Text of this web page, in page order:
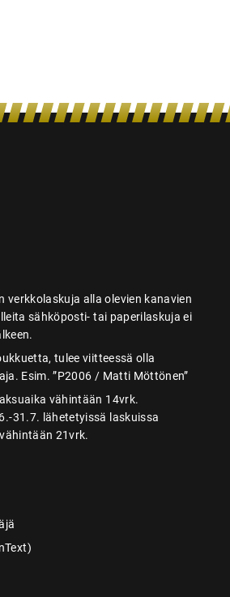
verkkolaskuja alla olevien kanavien
sähköposti- tai paperilaskuja ei
tulee viitteessä olla
Esim. ”P2006 / Matti Möttönen”
vähintään 14vrk.
31.7. lähetetyissä laskuissa
21vrk.